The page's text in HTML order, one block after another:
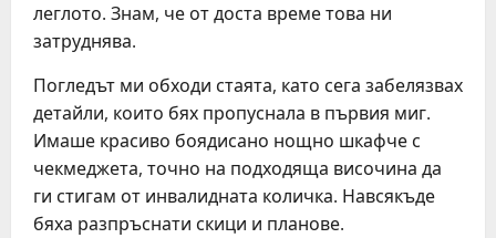
леглото. Знам, че от доста време това ни
затруднява.
Погледът ми обходи стаята, като сега забелязвах
детайли, които бях пропуснала в първия миг.
Имаше красиво боядисано нощно шкафче с
чекмеджета, точно на подходяща височина да
ги стигам от инвалидната количка. Навсякъде
бяха разпръснати скици и планове.